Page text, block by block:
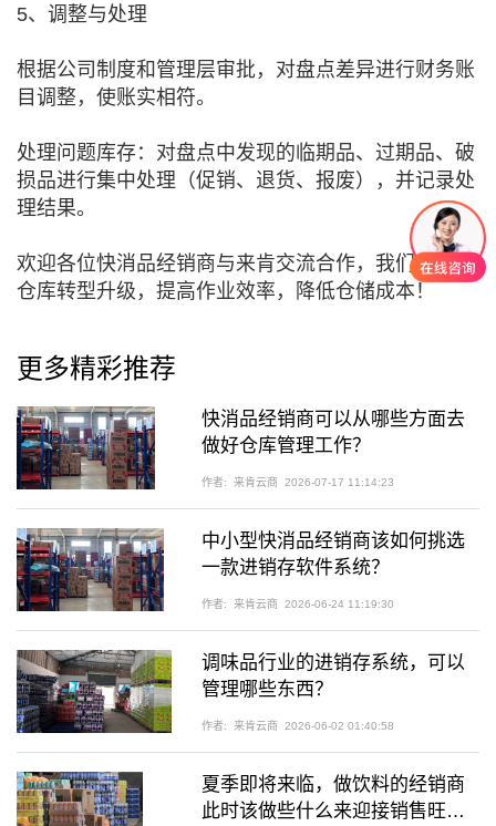
5、调整与处理
根据公司制度和管理层审批，对盘点差异进行财务账
目调整，使账实相符。
处理问题库存：对盘点中发现的临期品、过期品、破
损品进行集中处理（促销、退货、报废），并记录处
理结果。
欢迎各位快消品经销商与来肯交流合作，我们帮助您
仓库转型升级，提高作业效率，降低仓储成本！
更多精彩推荐
快消品经销商可以从哪些方面去
做好仓库管理工作？
作者: 来肯云商 2026-07-17 11:14:23
中小型快消品经销商该如何挑选
一款进销存软件系统？
作者: 来肯云商 2026-06-24 11:19:30
调味品行业的进销存系统，可以
管理哪些东西？
作者: 来肯云商 2026-06-02 01:40:58
夏季即将来临，做饮料的经销商
此时该做些什么来迎接销售旺